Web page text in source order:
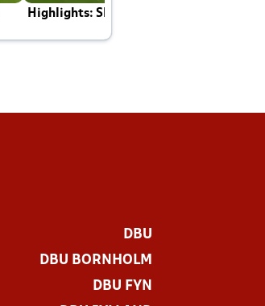
Highlights: Skotland - Danmark 4-2
DBU
DBU BORNHOLM
DBU FYN